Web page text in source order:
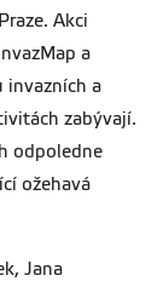
Akci
a
invazních a
zabývají.
odpoledne
ožehavá
Jana